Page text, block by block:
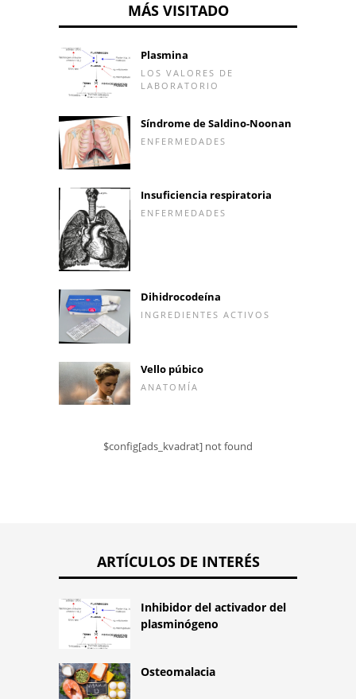
MÁS VISITADO
Plasmina
LOS VALORES DE
LABORATORIO
Síndrome de Saldino-Noonan
ENFERMEDADES
Insuficiencia respiratoria
ENFERMEDADES
Dihidrocodeína
INGREDIENTES ACTIVOS
Vello púbico
ANATOMÍA
$config[ads_kvadrat] not found
ARTÍCULOS DE INTERÉS
Inhibidor del activador del
plasminógeno
Osteomalacia